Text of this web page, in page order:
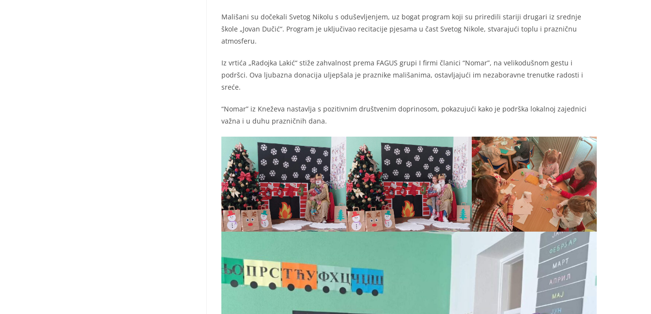
Mališani su dočekali Svetog Nikolu s oduševljenjem, uz bogat program koji su priredili stariji drugari iz srednje
škole „Jovan Dučić“. Program je uključivao recitacije pjesama u čast Svetog Nikole, stvarajući toplu i prazničnu
atmosferu.
Iz vrtića „Radojka Lakić“ stiže zahvalnost prema FAGUS grupi I firmi članici “Nomar”, na velikodušnom gestu i
podršci. Ova ljubazna donacija uljepšala je praznike mališanima, ostavljajući im nezaboravne trenutke radosti i
sreće.
“Nomar” iz Kneževa nastavlja s pozitivnim društvenim doprinosom, pokazujući kako je podrška lokalnoj zajednici
važna i u duhu prazničnih dana.